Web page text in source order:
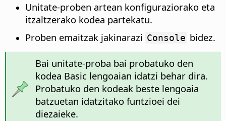
Unitate-proben artean konfiguraziorako eta
itzaltzerako kodea partekatu.
Proben emaitzak jakinarazi Console bidez.
Bai unitate-proba bai probatuko den
kodea Basic lengoaian idatzi behar dira.
Probatuko den kodeak beste lengoaia
batzuetan idatzitako funtzioei dei
diezaieke.